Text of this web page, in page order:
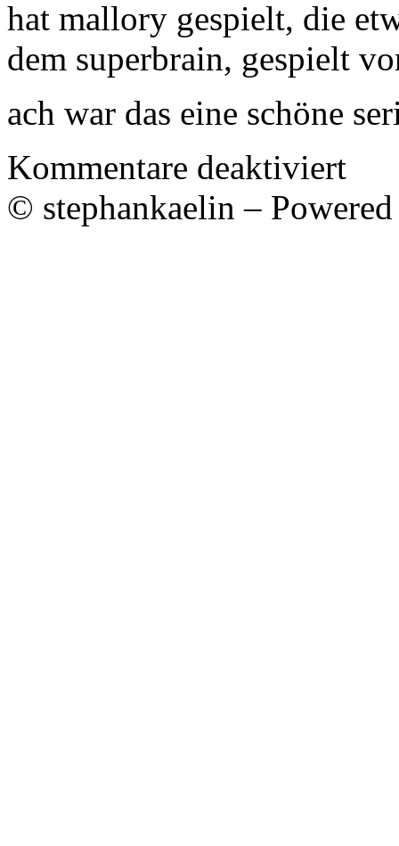
hat mallory gespielt, die
dem superbrain, gespielt
ach war das eine schöne
Kommentare deaktiviert
mir
immer
© stephankaelin –